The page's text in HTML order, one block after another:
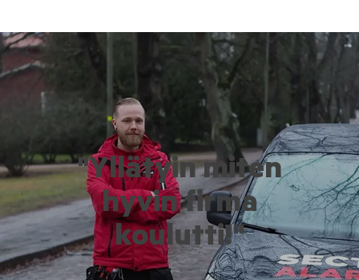
"Yllätyin miten
hyvin firma
koulutti!"